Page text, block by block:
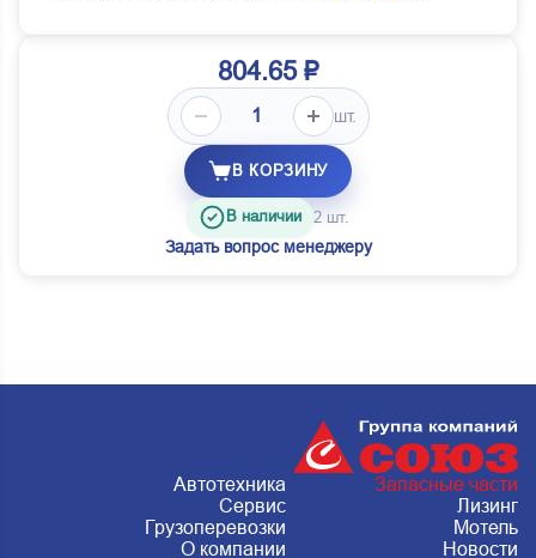
804.65 ₽
шт.
В КОРЗИНУ
В наличии 2 шт.
Задать вопрос менеджеру
Автотехника
Запасные части
Сервис
Лизинг
Грузоперевозки
Мотель
О компании
Новости